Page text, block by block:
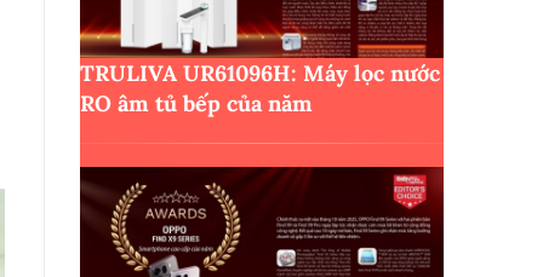
TRULIVA UR61096H: Máy lọc nước
RO âm tủ bếp của năm